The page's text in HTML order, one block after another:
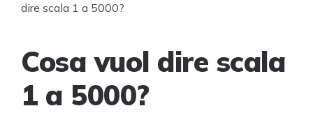
dire scala 1 a 5000?
Cosa vuol dire scala
1 a 5000?